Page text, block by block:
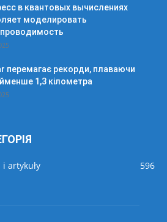
в квантовых вычислениях
моделировать
перемагає рекорди, плаваючи
1,3 кілометра
artykuły 596